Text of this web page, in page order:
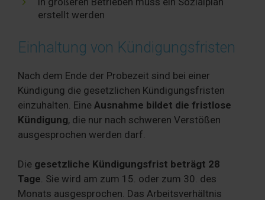
erstellt werden
Einhaltung von Kündigungsfristen
Nach dem Ende der Probezeit sind bei einer
Kündigung die gesetzlichen Kündigungsfristen
einzuhalten. Eine Ausnahme bildet die fristlose
Kündigung, die nur nach schweren Verstößen
ausgesprochen werden darf.
Die gesetzliche Kündigungsfrist beträgt 28
Tage. Sie wird am zum 15. oder zum 30. des
Monats ausgesprochen. Das Arbeitsverhältnis